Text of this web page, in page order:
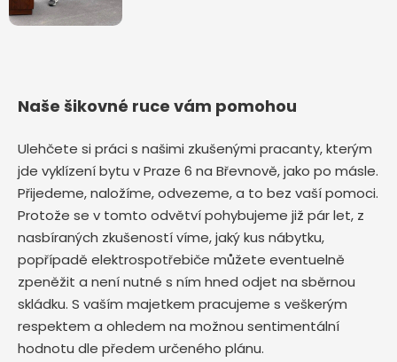
Naše šikovné ruce vám pomohou
Ulehčete si práci s našimi zkušenými pracanty, kterým
jde vyklízení bytu v Praze 6 na Břevnově,jako po másle.
Přijedeme, naložíme, odvezeme, a to bez vaší pomoci.
Protože se v tomto odvětví pohybujeme již pár let, z
nasbíraných zkušeností víme, jaký kus nábytku,
popřípadě elektrospotřebiče můžete eventuelně
zpeněžit a není nutné s ním hned odjet na sběrnou
skládku. S vaším majetkem pracujeme s veškerým
respektem a ohledem na možnou sentimentální
hodnotu dle předem určeného plánu.